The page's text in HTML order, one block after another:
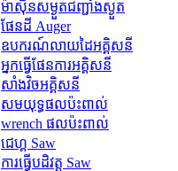
ម៉ាស៊ីនសម្ងួតជញ្ជាំងស្ងួត
ផែនដី Auger
ឧបករណ៍លាយដៃអគ្គិសនី
អ្នកធ្វើផែនការអគ្គិសនី
សាំងវិចអគ្គិសនី
សមយុទ្ធផលប៉ះពាល់
wrench ផលប៉ះពាល់
ជេហ្គ Saw
ការធ្វើបដិវត្ត Saw